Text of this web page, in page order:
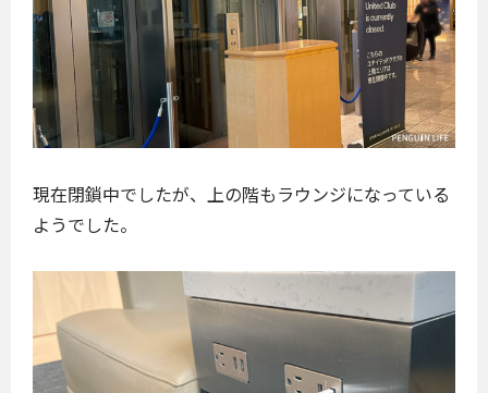
現在閉鎖中でしたが、上の階もラウンジになっている
ようでした。